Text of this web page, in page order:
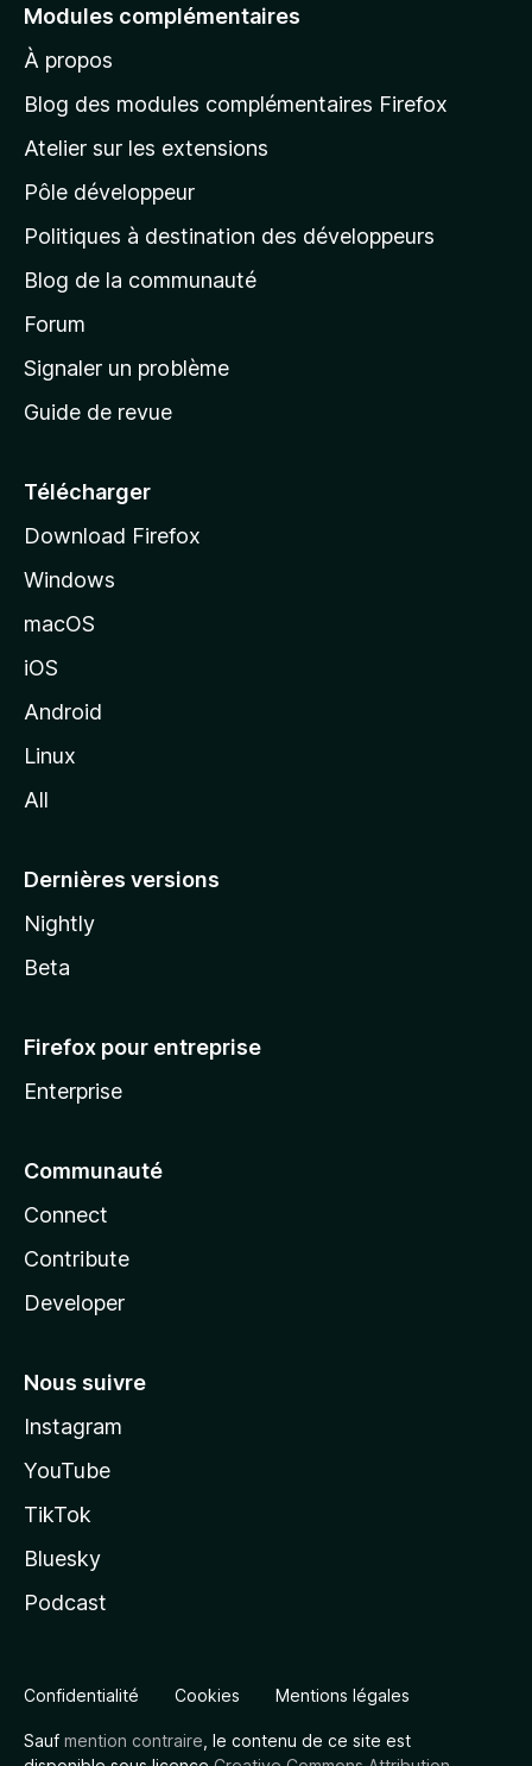
à
l
p
a
g
d
a
c
e
l
d
o
z
l
Modules complémentaires
À propos
Blog des modules complémentaires Firefox
Atelier sur les extensions
Pôle développeur
Politiques à destination des développeurs
Blog de la communauté
Forum
Signaler un problème
Guide de revue
Télécharger
Download Firefox
Windows
macOS
iOS
Android
Linux
All
Dernières versions
Nightly
Beta
Firefox pour entreprise
Enterprise
Communauté
Connect
Contribute
Developer
Nous suivre
Instagram
YouTube
TikTok
Bluesky
Podcast
Confidentialité Cookies Mentions légales
Sauf mention contraire , le contenu de ce site est